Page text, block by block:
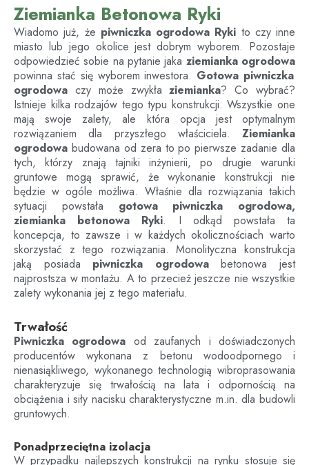
Ziemianka Betonowa Ryki
Wiadomo już, że piwniczka ogrodowa Ryki to czy inne
miasto lub jego okolice jest dobrym wyborem. Pozostaje
odpowiedzieć sobie na pytanie jaka ziemianka ogrodowa
powinna stać się wyborem inwestora. Gotowa piwniczka
ogrodowa czy może zwykłaziemianka? Co wybrać?
Istnieje kilka rodzajów tego typu konstrukcji. Wszystkie one
mają swoje zalety, ale która opcja jest optymalnym
rozwiązaniem dla przyszłego właściciela. Ziemianka
ogrodowa budowana od zera to po pierwsze zadanie dla
tych, którzy znają tajniki inżynierii, po drugie warunki
gruntowe mogą sprawić, że wykonanie konstrukcji nie
będzie w ogóle możliwa. Właśnie dla rozwiązania takich
sytuacji powstała gotowa piwniczka ogrodowa,
ziemianka betonowa Ryki. I odkąd powstała ta
koncepcja, to zawsze i w każdych okolicznościach warto
skorzystać z tego rozwiązania. Monolityczna konstrukcja
jaką posiada piwniczka ogrodowabetonowa jest
najprostsza w montażu. A to przecież jeszcze nie wszystkie
zalety wykonania jej z tego materiału.
Trwałość
Piwniczka ogrodowa od zaufanych i doświadczonych
producentów wykonana z betonu wodoodpornego i
nienasiąkliwego, wykonanego technologią wibroprasowania
charakteryzuje się trwałością na lata i odpornością na
obciążenia i siły nacisku charakterystyczne m.in. dla budowli
gruntowych.
Ponadprzeciętna izolacja
W przypadku najlepszych konstrukcji na rynku stosuje się